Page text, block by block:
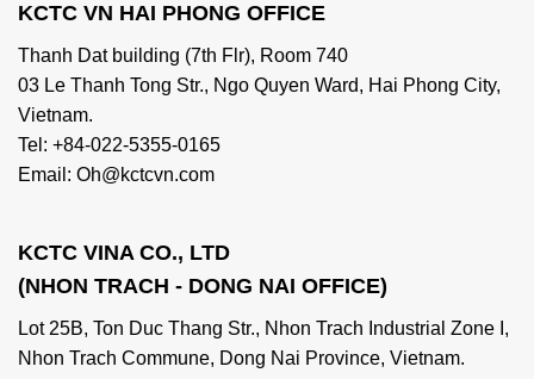
KCTC VN HAI PHONG OFFICE
Thanh Dat building (7th Flr), Room 740
03 Le Thanh Tong Str., Ngo Quyen Ward, Hai Phong City,
Vietnam.
Tel: +84-022-5355-0165
Email: Oh@kctcvn.com
KCTC VINA CO., LTD
(NHON TRACH - DONG NAI OFFICE)
Lot 25B, Ton Duc Thang Str., Nhon Trach Industrial Zone I,
Nhon Trach Commune, Dong Nai Province, Vietnam.